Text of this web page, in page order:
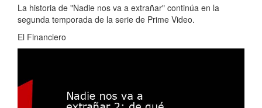
La historia de "Nadie nos va a extrañar" continúa en la
segunda temporada de la serie de Prime Video.
El Financiero